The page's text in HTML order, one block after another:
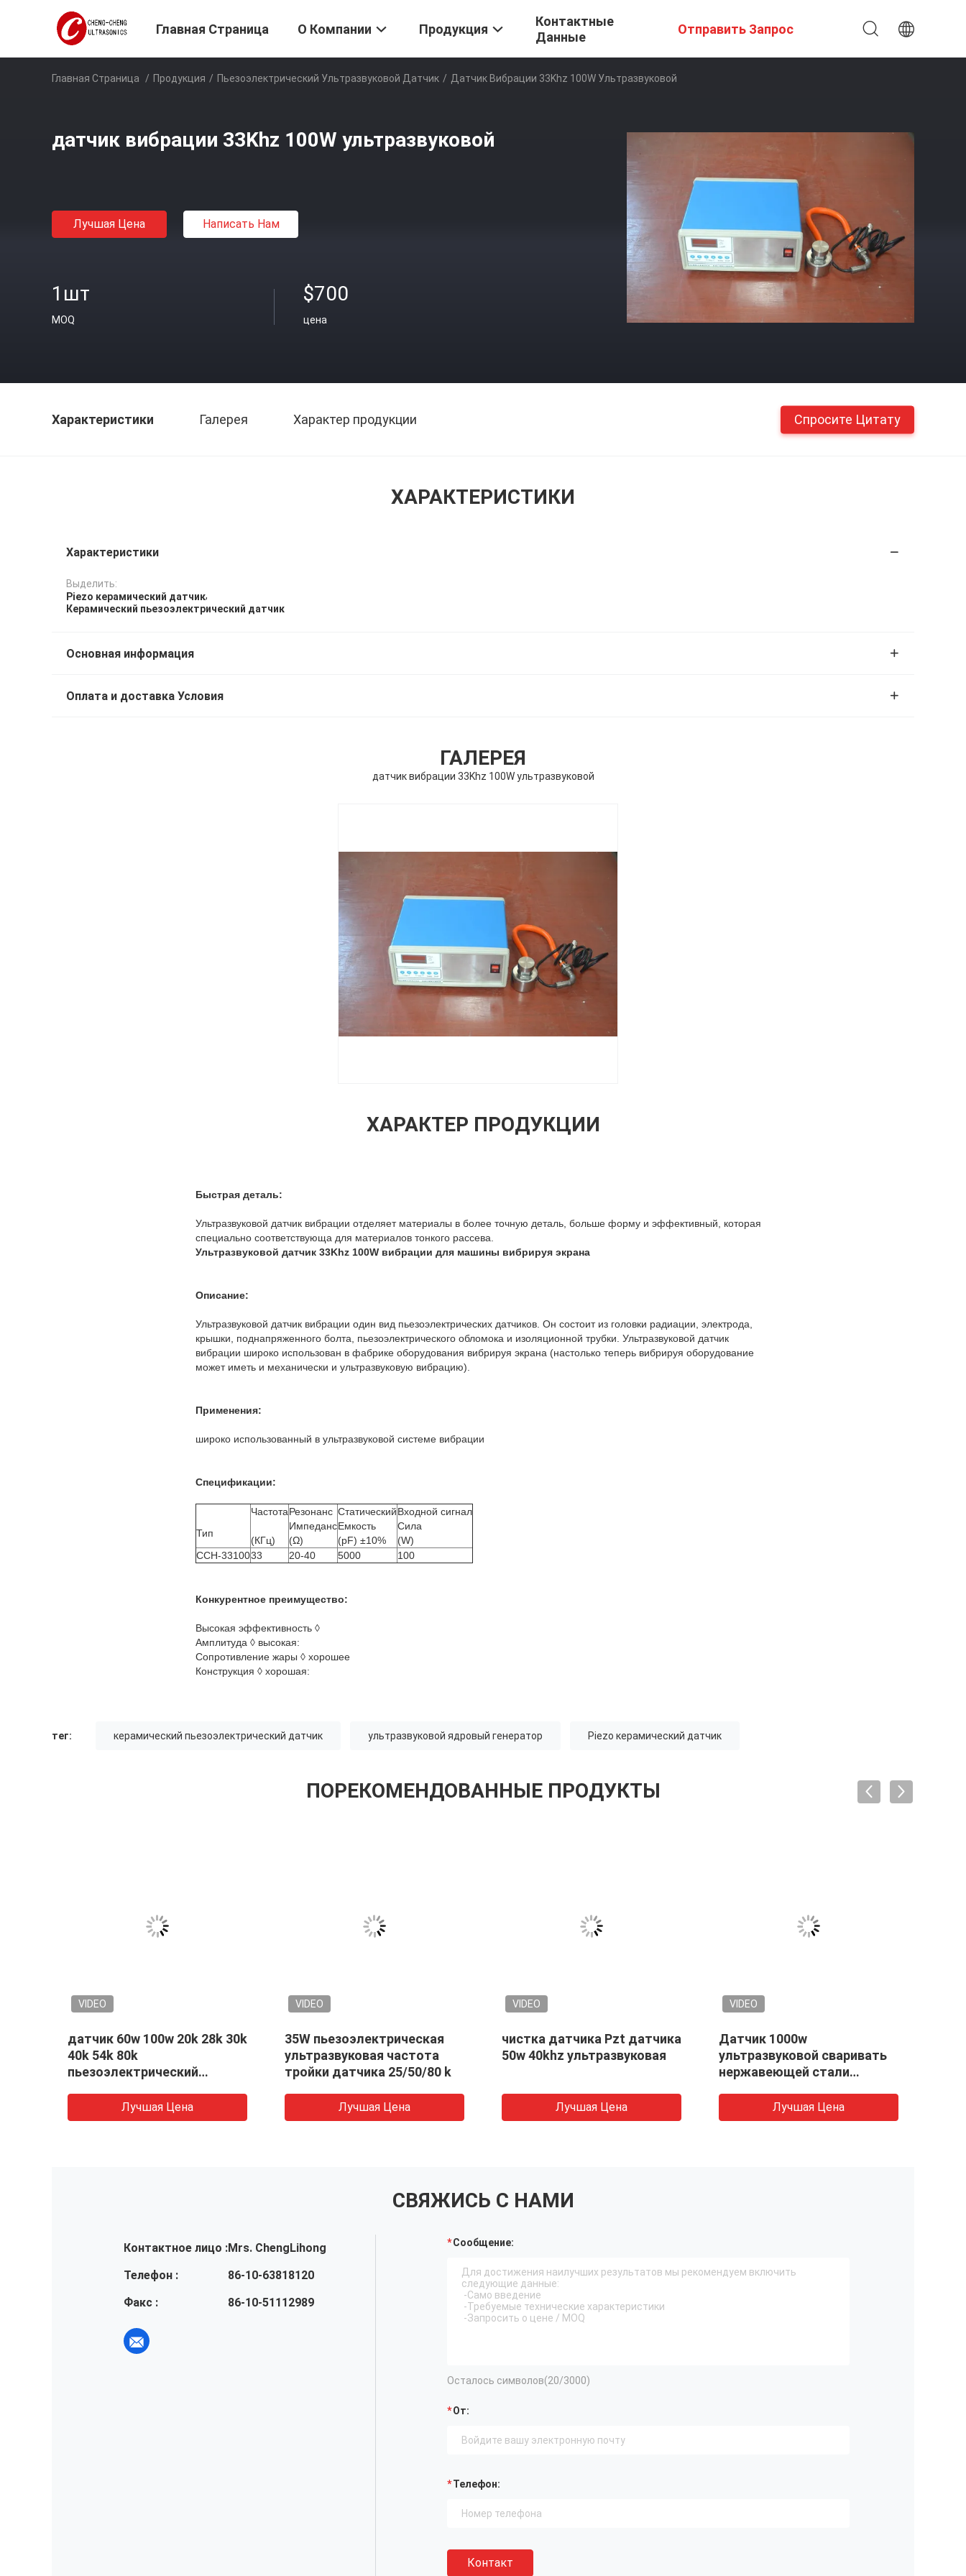
Главная Страница О Компании Продукция
Контактные
Данные
Отправить Запрос
Главная Страница / Продукция / Пьезоэлектрический Ультразвуковой Датчик / Датчик Вибрации 33Khz 100W Ультразвуковой
датчик вибрации 33Khz 100W ультразвуковой
Лучшая Цена Написать Нам
1шт
MOQ
$700
цена
Характеристики Галерея Характер продукции Спросите Цитату
ХАРАКТЕРИСТИКИ
Характеристики
Выделить:
Piezo керамический датчик,
Керамический пьезоэлектрический датчик
Основная информация
Оплата и доставка Условия
ГАЛЕРЕЯ
датчик вибрации 33Khz 100W ультразвуковой
ХАРАКТЕР ПРОДУКЦИИ
Быстрая деталь:
Ультразвуковой датчик вибрации отделяет материалы в более точную деталь, больше форму и эффективный, которая
специально соответствующа для материалов тонкого рассева.
Ультразвуковой датчик 33Khz 100W вибрации для машины вибрируя экрана
Описание:
Ультразвуковой датчик вибрации один вид пьезоэлектрических датчиков. Он состоит из головки радиации, электрода,
крышки, поднапряженного болта, пьезоэлектрического обломока и изоляционной трубки. Ультразвуковой датчик
вибрации широко использован в фабрике оборудования вибрируя экрана (настолько теперь вибрируя оборудование
может иметь и механически и ультразвуковую вибрацию).
Применения:
широко использованный в ультразвуковой системе вибрации
Спецификации:
Тип
Частота
(КГц)
Резонанс
Импеданс
(Ω)
Статический
Емкость
(pF) ±10%
Входной сигнал
Сила
(W)
CCH-3310033 20-40 5000 100
Конкурентное преимущество:
Высокая эффективность ◊
Амплитуда ◊ высокая:
Сопротивление жары ◊ хорошее
Конструкция ◊ хорошая:
тег: керамический пьезоэлектрический датчик ультразвуковой ядровый генератор Piezo керамический датчик
ПОРЕКОМЕНДОВАННЫЕ ПРОДУКТЫ
VIDEO
датчик 60w 100w 20k 28k 30k
40k 54k 80k
пьезоэлектрический
Лучшая Цена
VIDEO
35W пьезоэлектрическая
ультразвуковая частота
тройки датчика 25/50/80 k
Лучшая Цена
VIDEO
чистка датчика Pzt датчика
50w 40khz ультразвуковая
Лучшая Цена
VIDEO
Датчик 1000w
ультразвуковой сваривать
нержавеющей стали
Лучшая Цена
СВЯЖИСЬ С НАМИ
Контактное лицо :Mrs. ChengLihong
Телефон :
86-10-63818120
Факс :
86-10-51112989
Сообщение:
Осталось символов(20/3000)
От:
Телефон:
Контакт